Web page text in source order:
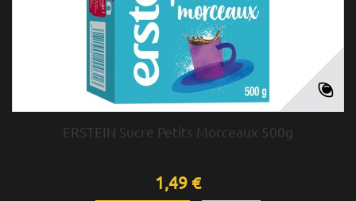
ERSTEIN Sucre Petits Morceaux 500g
1,49 €